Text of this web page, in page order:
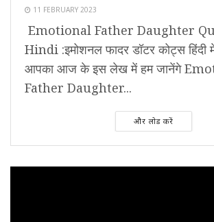
11 FEBRUARY 2023
Emotional Father Daughter
Hindi :इमोशनल फादर डॉटर कोट्स हिंदी
आपका आज के इस लेख में हम जानेंगे
Father Daughter...
और लोड करें